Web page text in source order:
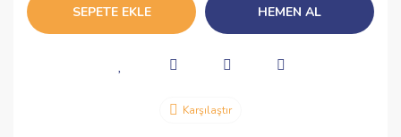
SEPETE EKLE HEMEN AL
Karşılaştır